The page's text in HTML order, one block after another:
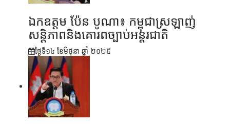
ឯកឧត្តម ប៉ែន បូណា៖ កម្ពុជាស្រឡាញ់
សន្តិភាពនិងគោរពច្បាប់អន្តរជាតិ
ថ្ងៃទី១៤ ខែ​មិថុនា ឆ្នាំ ២០២៥